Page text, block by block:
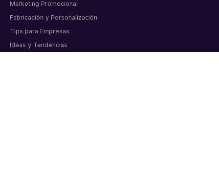
Marketing Promocional
Fabricación y Personalización
Tips para Empresas
Ideas y Tendencias